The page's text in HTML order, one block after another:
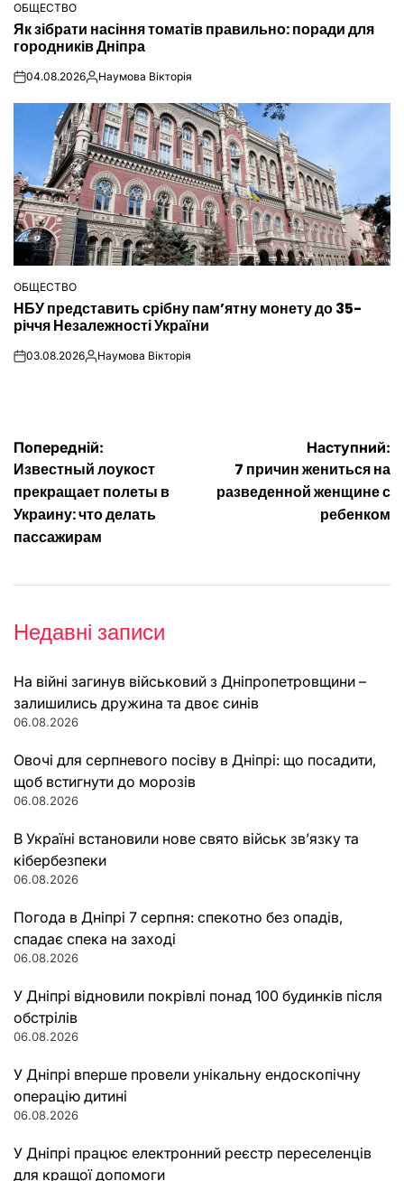
ОПУБЛІКУВАТИ
У
ОБЩЕСТВО
Як зібрати насіння томатів правильно: поради для
городників Дніпра
on04.08.2026Опубліковано
Наумова Вікторія
ОПУБЛІКУВАТИ
У
ОБЩЕСТВО
НБУ представить срібну пам’ятну монету до 35-
річчя Незалежності України
on03.08.2026Опубліковано
Наумова Вікторія
Навігація
записів
Попередній:
Известный лоукост
прекращает полеты в
Украину: что делать
пассажирам
Наступний:
7 причин жениться на
разведенной женщине с
ребенком
Недавні записи
На війні загинув військовий з Дніпропетровщини –
залишились дружина та двоє синів
06.08.2026
Овочі для серпневого посіву в Дніпрі: що посадити,
щоб встигнути до морозів
06.08.2026
В Україні встановили нове свято військ зв’язку та
кібербезпеки
06.08.2026
Погода в Дніпрі 7 серпня: спекотно без опадів,
спадає спека на заході
06.08.2026
У Дніпрі відновили покрівлі понад 100 будинків після
обстрілів
06.08.2026
У Дніпрі вперше провели унікальну ендоскопічну
операцію дитині
06.08.2026
У Дніпрі працює електронний реєстр переселенців
для кращої допомоги